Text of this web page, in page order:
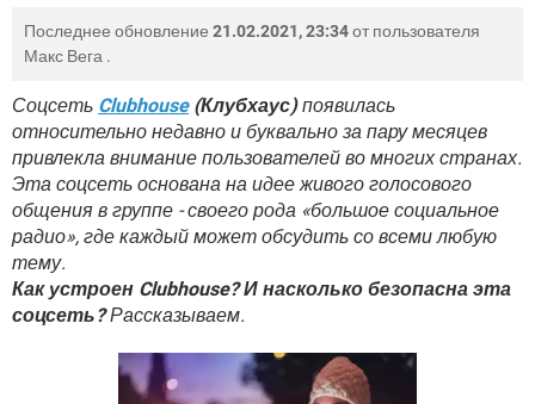
GOOGLE
FACEBOOK ИГРЫ
ВИДЕО GOOGLE
YANDEX
WHATSAPP
WINDOWS 10 ВКОНТАКТЕ
YANDEX
ФОРУМ
WHATSAPP INSTAGRAM
FACEBOOK ИГРЫ
WINDOWS 10 ВКОНТАКТЕ
ВИДЕО GOOGLE
YANDEX
TIKTOK TELEGRAM
FACEBOOK ИГРЫ
ВИДЕО GOOGLE
Последнее обновление 21.02.2021, 23:34от пользователя
Макс Вега .
Соцсеть Clubhouse(Клубхаус)появилась
относительно недавно и буквально за пару месяцев
привлекла внимание пользователей во многих странах.
Эта соцсеть основана на идее живого голосового
общения в группе - своего рода «большое социальное
радио», где каждый может обсудить со всеми любую
тему.
Как устроен Clubhouse? И насколько безопасна эта
соцсеть?Рассказываем.